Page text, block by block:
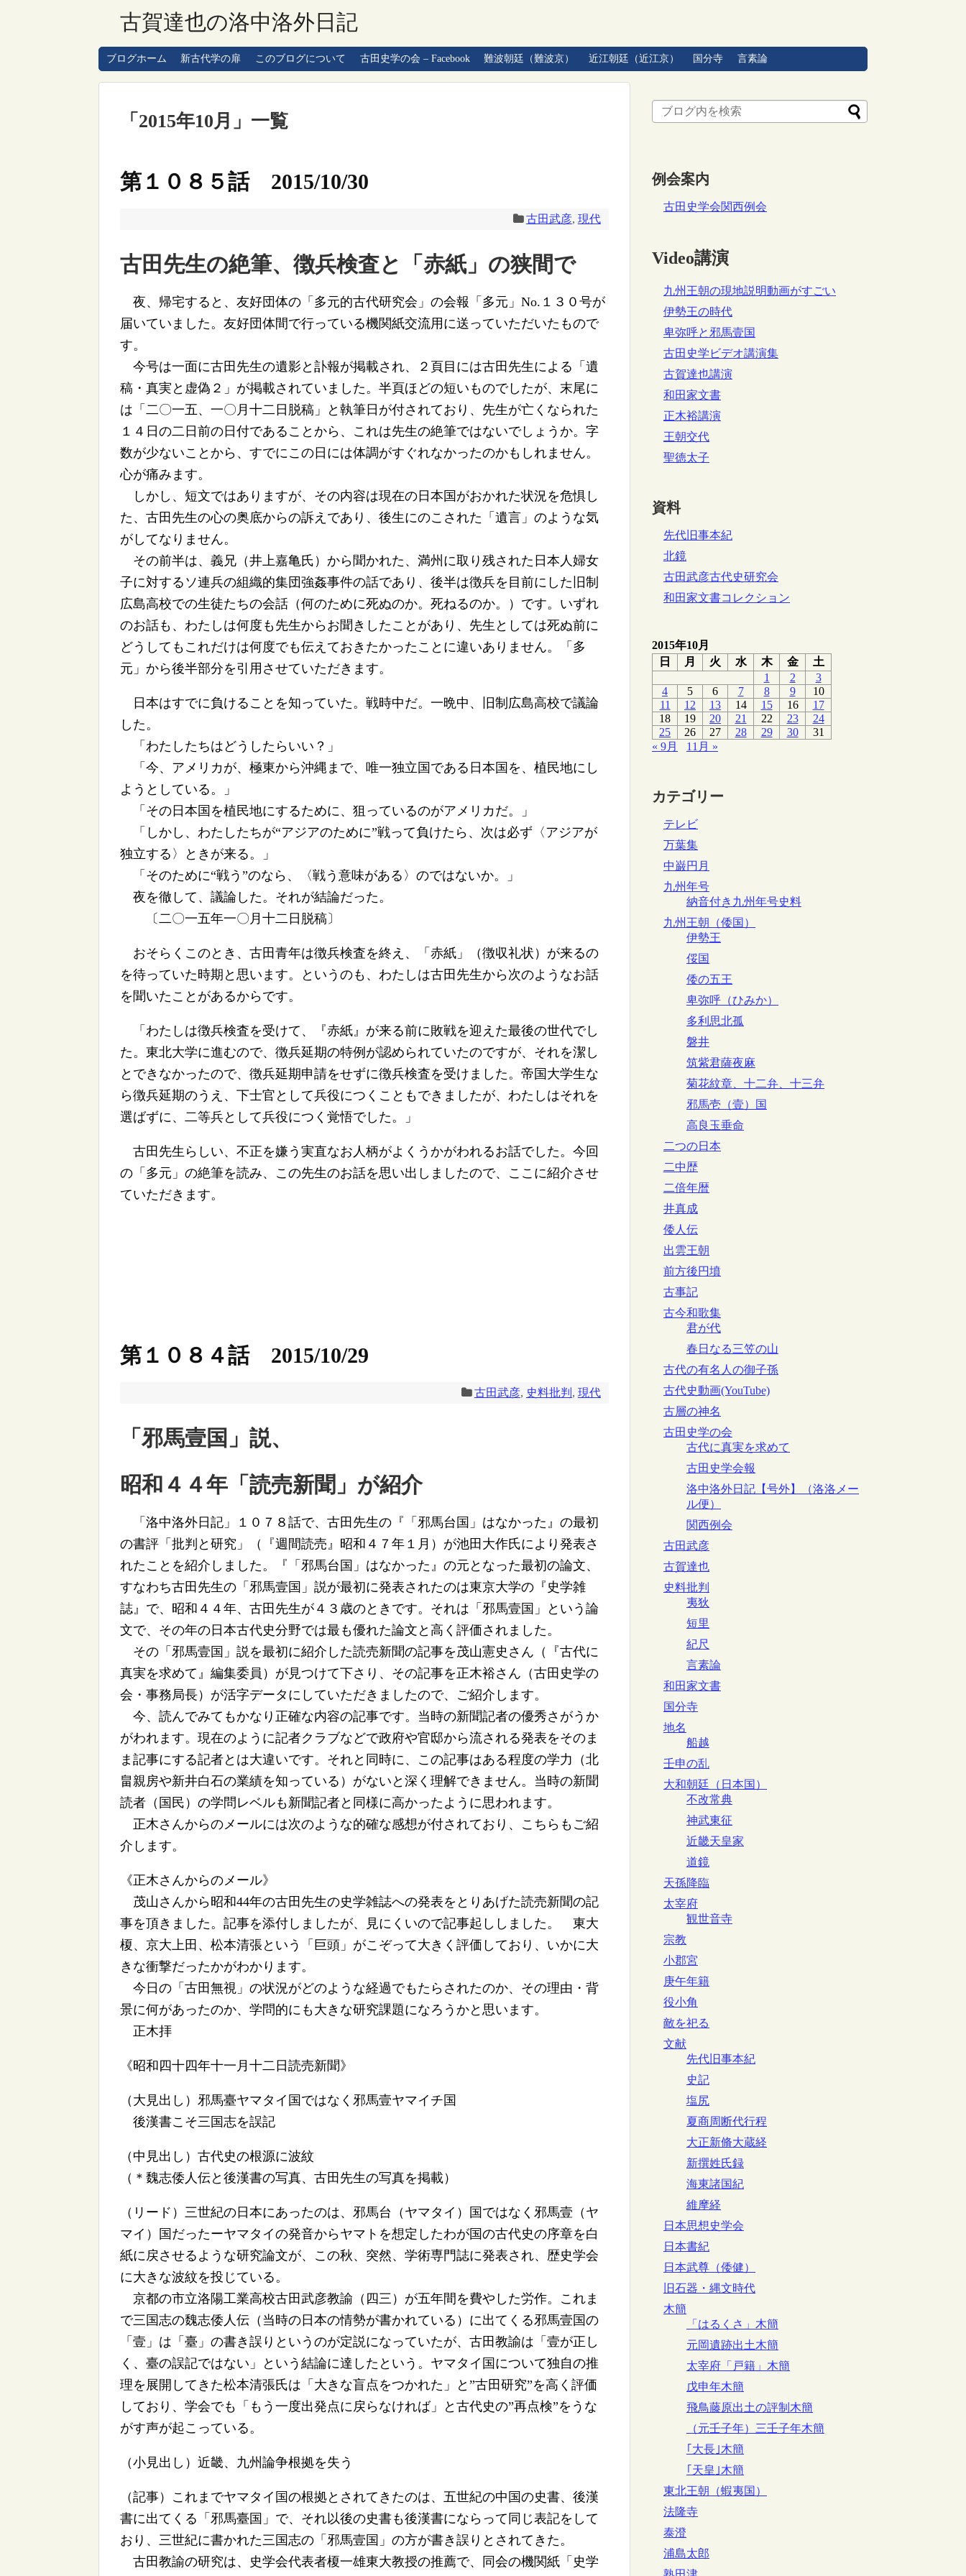
古賀達也の洛中洛外日記
ブログホーム 新古代学の扉 このブログについて 古田史学の会 – Facebook 難波朝廷（難波京） 近江朝廷（近江京） 国分寺 言素論
「 2015年10月 」 一覧
第１０８５話 2015/10/30
古田武彦, 現代
古田先生の絶筆、徴兵検査と「赤紙」の狭間で
夜、帰宅すると、友好団体の「多元的古代研究会」の会報「多元」No.１３０号が
届いていました。友好団体間で行っている機関紙交流用に送っていただいたもので
す。
今号は一面に古田先生の遺影と訃報が掲載され、２頁目には古田先生による「遺
稿・真実と虚偽２」が掲載されていました。半頁ほどの短いものでしたが、末尾に
は「二〇一五、一〇月十二日脱稿」と執筆日が付されており、先生が亡くなられた
１４日の二日前の日付であることから、これは先生の絶筆ではないでしょうか。字
数が少ないことから、すでにこの日には体調がすぐれなかったのかもしれません。
心が痛みます。
しかし、短文ではありますが、その内容は現在の日本国がおかれた状況を危惧し
た、古田先生の心の奥底からの訴えであり、後生にのこされた「遺言」のような気
がしてなりません。
その前半は、義兄（井上嘉亀氏）から聞かれた、満州に取り残された日本人婦女
子に対するソ連兵の組織的集団強姦事件の話であり、後半は徴兵を目前にした旧制
広島高校での生徒たちの会話（何のために死ぬのか。死ねるのか。）です。いずれ
のお話も、わたしは何度も先生からお聞きしたことがあり、先生としては死ぬ前に
どうしてもこれだけは何度でも伝えておきたかったことに違いありません。「多
元」から後半部分を引用させていただきます。
日本はすでに負けることを知っていた。戦時中だ。一晩中、旧制広島高校で議論
した。
「わたしたちはどうしたらいい？」
「今、アメリカが、極東から沖縄まで、唯一独立国である日本国を、植民地にし
ようとしている。」
「その日本国を植民地にするために、狙っているのがアメリカだ。」
「しかし、わたしたちが“アジアのために”戦って負けたら、次は必ず〈アジアが
独立する〉ときが来る。」
「そのために“戦う”のなら、〈戦う意味がある〉のではないか。」
夜を徹して、議論した。それが結論だった。
〔二〇一五年一〇月十二日脱稿〕
おそらくこのとき、古田青年は徴兵検査を終え、「赤紙」（徴収礼状）が来るの
を待っていた時期と思います。というのも、わたしは古田先生から次のようなお話
を聞いたことがあるからです。
「わたしは徴兵検査を受けて、『赤紙』が来る前に敗戦を迎えた最後の世代でし
た。東北大学に進むので、徴兵延期の特例が認められていたのですが、それを潔し
とできなかったので、徴兵延期申請をせずに徴兵検査を受けました。帝国大学生な
ら徴兵延期のうえ、下士官として兵役につくこともできましたが、わたしはそれを
選ばずに、二等兵として兵役につく覚悟でした。」
古田先生らしい、不正を嫌う実直なお人柄がよくうかがわれるお話でした。今回
の「多元」の絶筆を読み、この先生のお話を思い出しましたので、ここに紹介させ
ていただきます。
第１０８４話 2015/10/29
古田武彦, 史料批判 , 現代
「邪馬壹国」説、
昭和４４年「読売新聞」が紹介
「洛中洛外日記」１０７８話で、古田先生の『「邪馬台国」はなかった』の最初
の書評「批判と研究」（『週間読売』昭和４７年１月）が池田大作氏により発表さ
れたことを紹介しました。『「邪馬台国」はなかった』の元となった最初の論文、
すなわち古田先生の「邪馬壹国」説が最初に発表されたのは東京大学の『史学雑
誌』で、昭和４４年、古田先生が４３歳のときです。それは「邪馬壹国」という論
文で、その年の日本古代史分野では最も優れた論文と高く評価されました。
その「邪馬壹国」説を最初に紹介した読売新聞の記事を茂山憲史さん（『古代に
真実を求めて』編集委員）が見つけて下さり、その記事を正木裕さん（古田史学の
会・事務局長）が活字データにしていただきましたので、ご紹介します。
今、読んでみてもかなり正確な内容の記事です。当時の新聞記者の優秀さがうか
がわれます。現在のように記者クラブなどで政府や官邸から流される発表をそのま
ま記事にする記者とは大違いです。それと同時に、この記事はある程度の学力（北
畠親房や新井白石の業績を知っている）がないと深く理解できません。当時の新聞
読者（国民）の学問レベルも新聞記者と同様に高かったように思われます。
正木さんからのメールには次のような的確な感想が付されており、こちらもご紹
介します。
《正木さんからのメール》
茂山さんから昭和44年の古田先生の史学雑誌への発表をとりあげた読売新聞の記
事を頂きました。記事を添付しましたが、見にくいので記事起ししました。 東大
榎、京大上田、松本清張という「巨頭」がこぞって大きく評価しており、いかに大
きな衝撃だったかがわかります。
今日の「古田無視」の状況がどのような経過でもたらされたのか、その理由・背
景に何があったのか、学問的にも大きな研究課題になろうかと思います。
正木拝
《昭和四十四年十一月十二日読売新聞》
（大見出し）邪馬臺ヤマタイ国ではなく邪馬壹ヤマイチ国
後漢書こそ三国志を誤記
（中見出し）古代史の根源に波紋
（＊魏志倭人伝と後漢書の写真、古田先生の写真を掲載）
（リード）三世紀の日本にあったのは、邪馬台（ヤマタイ）国ではなく邪馬壹（ヤ
マイ）国だったーヤマタイの発音からヤマトを想定したわが国の古代史の序章を白
紙に戻させるような研究論文が、この秋、突然、学術専門誌に発表され、歴史学会
に大きな波紋を投じている。
京都の市立洛陽工業高校古田武彦教諭（四三）が五年間を費やした労作。これま
で三国志の魏志倭人伝（当時の日本の情勢が書かれている）に出てくる邪馬壹国の
「壹」は「臺」の書き誤りというのが定説になっていたが、古田教諭は「壹が正し
く、臺の誤記ではない」という結論に達したという。ヤマタイ国について独自の推
理を展開してきた松本清張氏は「大きな盲点をつかれた」と”古田研究”を高く評価
しており、学会でも「もう一度出発点に戻らなければ」と古代史の”再点検”をうな
がす声が起こっている。
（小見出し）近畿、九州論争根拠を失う
（記事）これまでヤマタイ国の根拠とされてきたのは、五世紀の中国の史書、後漢
書に出てくる「邪馬臺国」で、それ以後の史書も後漢書にならって同じ表記をして
おり、三世紀に書かれた三国志の「邪馬壹国」の方が書き誤りとされてきた。
古田教諭の研究は、史学会代表者榎一雄東大教授の推薦で、同会の機関紙「史学
例会案内
古田史学会関西例会
Video講演
九州王朝の現地説明動画がすごい
伊勢王の時代
卑弥呼と邪馬壹国
古田史学ビデオ講演集
古賀達也講演
和田家文書
正木裕講演
王朝交代
聖徳太子
資料
先代旧事本紀
北鏡
古田武彦古代史研究会
和田家文書コレクション
2015年10月
日
月 火 水 木 金
土
1
2
3
4
5 6 7 8 9
10
11
12 13 14 15 16
17
18
19 20 21 22 23
24
25
26 27 28 29 30
31
« 9月
11月 »
カテゴリー
テレビ
万葉集
中巌円月
九州年号
納音付き九州年号史料
九州王朝（倭国）
伊勢王
俀国
倭の五王
卑弥呼（ひみか）
多利思北孤
磐井
筑紫君薩夜麻
菊花紋章、十二弁、十三弁
邪馬壱（壹）国
高良玉垂命
二つの日本
二中歴
二倍年暦
井真成
倭人伝
出雲王朝
前方後円墳
古事記
古今和歌集
君が代
春日なる三笠の山
古代の有名人の御子孫
古代史動画(YouTube)
古層の神名
古田史学の会
古代に真実を求めて
古田史学会報
洛中洛外日記【号外】（洛洛メー
ル便）
関西例会
古田武彦
古賀達也
史料批判
夷狄
短里
紀尺
言素論
和田家文書
国分寺
地名
船越
壬申の乱
大和朝廷（日本国）
不改常典
神武東征
近畿天皇家
道鏡
天孫降臨
太宰府
観世音寺
宗教
小郡宮
庚午年籍
役小角
敵を祀る
文献
先代旧事本紀
史記
塩尻
夏商周断代行程
大正新脩大蔵経
新撰姓氏録
海東諸国紀
維摩経
日本思想史学会
日本書紀
日本武尊（倭健）
旧石器・縄文時代
木簡
「はるくさ」木簡
元岡遺跡出土木簡
太宰府「戸籍」木簡
戊申年木簡
飛鳥藤原出土の評制木簡
（元壬子年）三壬子年木簡
｢大長｣木簡
｢天皇｣木簡
東北王朝（蝦夷国）
法隆寺
泰澄
浦島太郎